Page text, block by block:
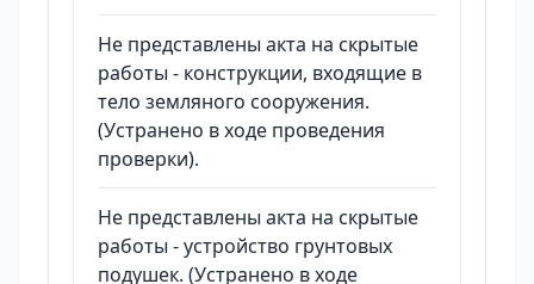
Не представлены акта на скрытые
работы - конструкции, входящие в
тело земляного сооружения.
(Устранено в ходе проведения
проверки).
Не представлены акта на скрытые
работы - устройство грунтовых
подушек. (Устранено в ходе